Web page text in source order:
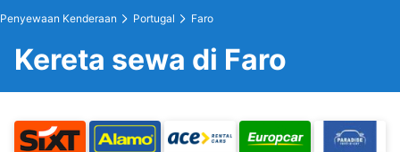
Penyewaan Kenderaan Portugal Faro
Kereta sewa di Faro